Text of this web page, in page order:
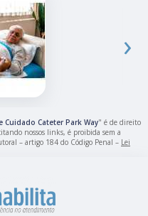
›
Cuidado Cateter Park Way" é de direito
nossos links, é proibida sem a
– artigo 184 do Código Penal – Lei